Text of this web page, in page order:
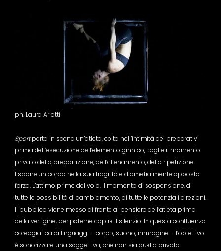
ph. Laura Arlotti
Sportporta in scena un’atleta, colta nell’intimità dei preparativi
prima dell’esecuzione dell’elemento ginnico, coglie il momento
privato della preparazione, dell’allenamento, della ripetizione.
Espone un corpo nella sua fragilità e diametralmente opposta
forza. L’attimo prima del volo. Il momento di sospensione, di
tutte le possibilità di cambiamento, di tutte le potenziali direzioni.
Il pubblico viene messo di fronte al pensiero dell’atleta prima
della vertigine, per poterne capire il silenzio. In questa confluenza
coreografica di linguaggi – corpo, suono, immagine – l’obiettivo
è sonorizzare una soggettiva, che non sia quella privata